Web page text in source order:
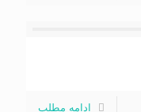
ادامه مطلب